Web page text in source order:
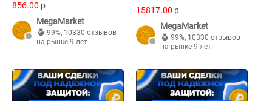
856.00 p
MegaMarket
99%, 10330 отзывов
на рынке 9 лет
15817.00 p
MegaMarket
99%, 10330 отзывов
на рынке 9 лет